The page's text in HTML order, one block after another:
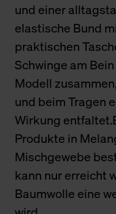
und einer
elastische Bund
praktischen
Schwinge am
Modell
und beim Tragen
Wirkung
Produkte in
Mischgewebe
kann nur erreicht
Baumwolle eine